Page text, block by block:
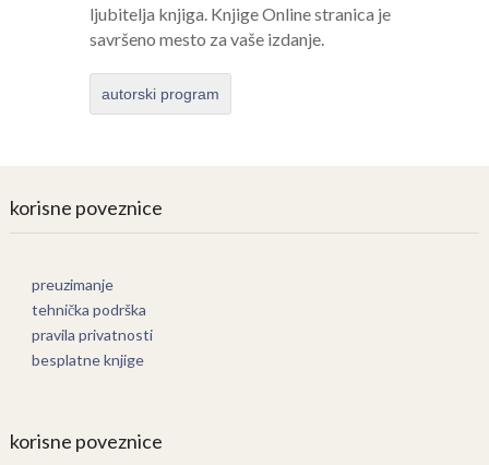
ljubitelja knjiga. Knjige Online stranica je
savršeno mesto za vaše izdanje.
autorski program
korisne poveznice
preuzimanje
tehnička podrška
pravila privatnosti
besplatne knjige
korisne poveznice